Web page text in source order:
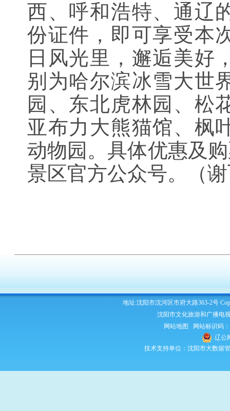
西、呼和浩特、通辽
份证件，即可享受本
日风光里，邂逅美好
别为哈尔滨冰雪大世
园、东北虎林园、松
亚布力大熊猫馆、枫
动物园。具体优惠及
景区官方公众号。（
地址:沈阳市沈河区市府大路363-2号
沈阳市文化旅游和广播电
网站地图
网站标识码
辽公
技术支持单位：沈阳市大数据